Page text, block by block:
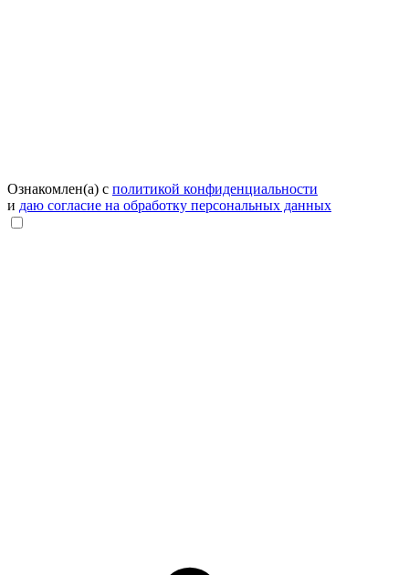
Ознакомлен(а) с политикой конфиденциальности
и даю согласие на обработку персональных данных